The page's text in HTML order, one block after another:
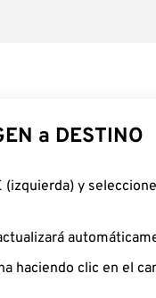
a DESTINO
(izquierda) y
haciendo clic en el